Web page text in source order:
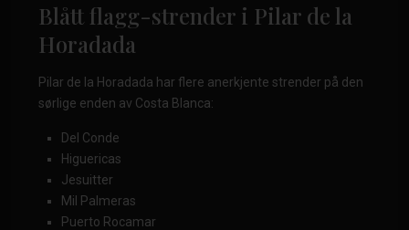
Blått flagg-strender i Pilar de la
Horadada
Pilar de la Horadada har flere anerkjente strender på den
sørlige enden av Costa Blanca:
Del Conde
Higuericas
Jesuitter
Mil Palmeras
Puerto Rocamar